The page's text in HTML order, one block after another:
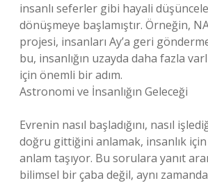
insanlı seferler gibi hayali
dönüşmeye başlamıştır. Örneğin,
projesi, insanları Ay’a geri
bu, insanlığın uzayda daha fazla
için önemli bir adım.
Astronomi ve İnsanlığın Geleceği
Evrenin nasıl başladığını, nasıl
doğru gittiğini anlamak, insanlık
anlam taşıyor. Bu sorulara yanıt
bilimsel bir çaba değil, aynı